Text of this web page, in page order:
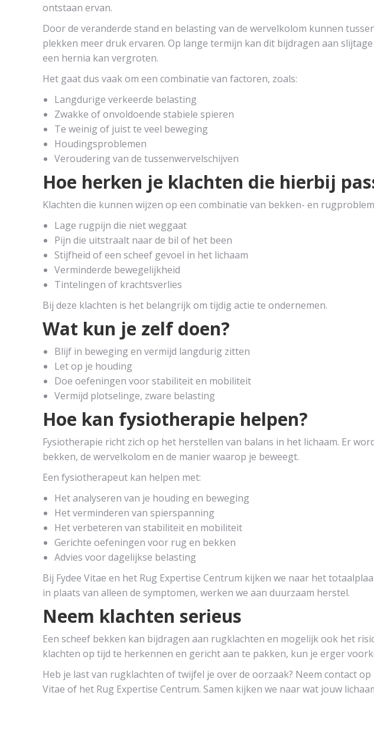
ontstaan ervan.
Door de veranderde stand en belasting van de wervelkolom kunnen
plekken meer druk ervaren. Op lange termijn kan dit bijdragen aan
een hernia kan vergroten.
Het gaat dus vaak om een combinatie van factoren, zoals:
Langdurige verkeerde belasting
Zwakke of onvoldoende stabiele spieren
Te weinig of juist te veel beweging
Houdingsproblemen
Veroudering van de tussenwervelschijven
Hoe herken je klachten die hierbij
Klachten die kunnen wijzen op een combinatie van bekken- en
Lage rugpijn die niet weggaat
Pijn die uitstraalt naar de bil of het been
Stijfheid of een scheef gevoel in het lichaam
Verminderde bewegelijkheid
Tintelingen of krachtsverlies
Bij deze klachten is het belangrijk om tijdig actie te ondernemen.
Wat kun je zelf doen?
Blijf in beweging en vermijd langdurig zitten
Let op je houding
Doe oefeningen voor stabiliteit en mobiliteit
Vermijd plotselinge, zware belasting
Hoe kan fysiotherapie helpen?
Fysiotherapie richt zich op het herstellen van balans in het lichaam. Er
bekken, de wervelkolom en de manier waarop je beweegt.
Een fysiotherapeut kan helpen met:
Het analyseren van je houding en beweging
Het verminderen van spierspanning
Het verbeteren van stabiliteit en mobiliteit
Gerichte oefeningen voor rug en bekken
Advies voor dagelijkse belasting
Bij Fydee Vitae en het Rug Expertise Centrum kijken we naar het
in plaats van alleen de symptomen, werken we aan duurzaam herstel.
Neem klachten serieus
Een scheef bekken kan bijdragen aan rugklachten en mogelijk ook het
klachten op tijd te herkennen en gericht aan te pakken, kun je erger
Heb je last van rugklachten of twijfel je over de oorzaak? Neem contact
Vitae of het Rug Expertise Centrum. Samen kijken we naar wat jouw